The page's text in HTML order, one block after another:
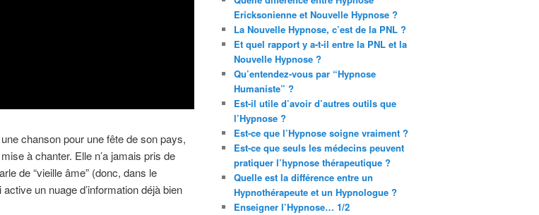
chanson pour une fête de son pays,
à chanter. Elle n’a jamais pris de
de “vieille âme” (donc, dans le
un nuage d’information déjà bien
Ericksonienne et Nouvelle Hypnose ?
La Nouvelle Hypnose, c’est de la PNL ?
Et quel rapport y a-t-il entre la PNL et la
Nouvelle Hypnose ?
Qu’entendez-vous par “Hypnose
Humaniste” ?
Est-il utile d’avoir d’autres outils que
l’Hypnose ?
Est-ce que l’Hypnose soigne vraiment ?
Est-ce que seuls les médecins peuvent
pratiquer l’hypnose thérapeutique ?
Quelle est la différence entre un
Hypnothérapeute et un Hypnologue ?
Enseigner l’Hypnose… 1/2